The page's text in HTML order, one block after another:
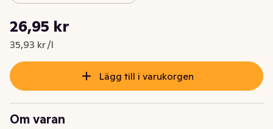
Nuvarande pris är: 26,95 kr
26,95 kr
35,93 kr /l
Styckpris: 35,93 kr /l
Lägg till i varukorgen
Om varan